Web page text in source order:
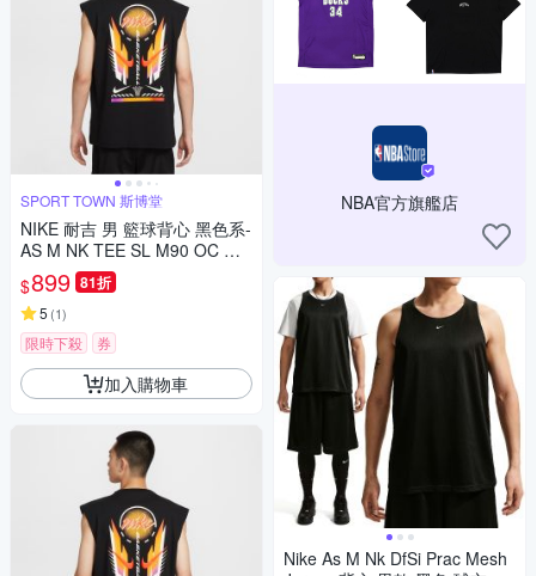
SPORT TOWN 斯博堂
NIKE 耐吉 男 籃球背心 黑色系-
AS M NK TEE SL M90 OC MO
TO 1 L-IB4329010
$899 81折
5 (1)
限時下殺 券
加入購物車
NBA官方旗艦店
Nike As M Nk DfSi Prac Mesh